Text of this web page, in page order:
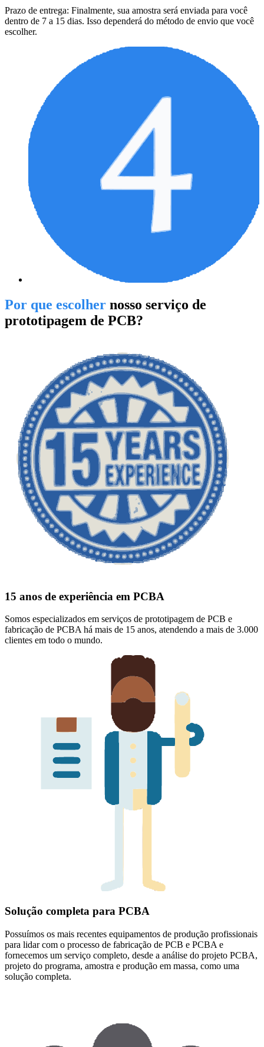
Prazo de entrega: Finalmente, sua amostra será enviada para você
dentro de 7 a 15 dias. Isso dependerá do método de envio que você
escolher.
Por que escolher nosso serviço de
prototipagem de PCB?
15 anos de experiência em PCBA
Somos especializados em serviços de prototipagem de PCB e
fabricação de PCBA há mais de 15 anos, atendendo a mais de 3.000
clientes em todo o mundo.
Solução completa para PCBA
Possuímos os mais recentes equipamentos de produção profissionais
para lidar com o processo de fabricação de PCB e PCBA e
fornecemos um serviço completo, desde a análise do projeto PCBA,
projeto do programa, amostra e produção em massa, como uma
solução completa.